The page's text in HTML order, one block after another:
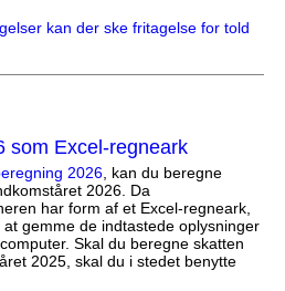
kan der ske fritagelse for told
som Excel-regneark
2026, kan du beregne
2026. Da
har form af et Excel-regneark,
gemme de indtastede oplysninger
Skal du beregne skatten
2025, skal du i stedet benytte